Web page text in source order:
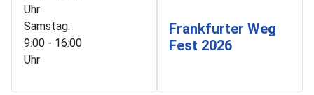
Uhr
Samstag:
9:00 - 16:00
Uhr
Frankfurter Weg
Fest 2026